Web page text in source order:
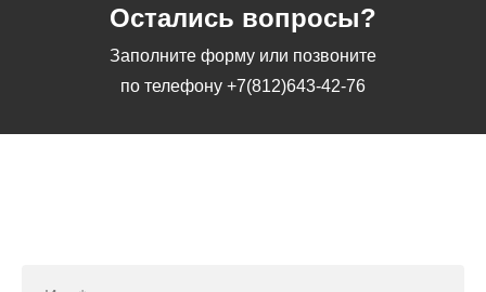
Остались вопросы?
Заполните форму или позвоните
по телефону +7(812)643-42-76